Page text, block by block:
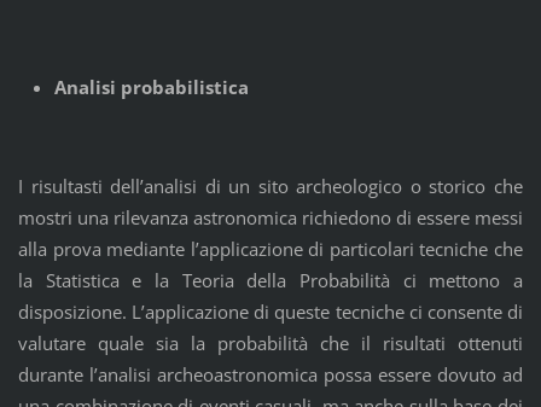
Analisi probabilistica
I risultasti dell’analisi di un sito archeologico o storico che
mostri una rilevanza astronomica richiedono di essere messi
alla prova mediante l’applicazione di particolari tecniche che
la Statistica e la Teoria della Probabilità ci mettono a
disposizione. L’applicazione di queste tecniche ci consente di
valutare quale sia la probabilità che il risultati ottenuti
durante l’analisi archeoastronomica possa essere dovuto ad